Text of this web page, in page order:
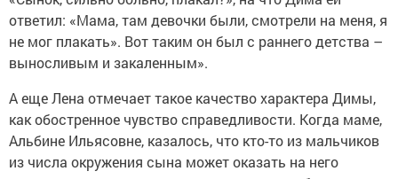
ответил: «Мама, там девочки были, смотрели на меня, я
не мог плакать». Вот таким он был с раннего детства –
выносливым и закаленным».
А еще Лена отмечает такое качество характера Димы,
как обостренное чувство справедливости. Когда маме,
Альбине Ильясовне, казалось, что кто-то из мальчиков
из числа окружения сына может оказать на него